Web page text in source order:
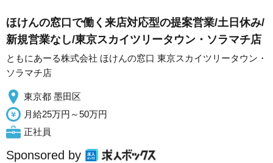
ほけんの窓口で働く来店対応型の提案営業/土日休み/
新規営業なし/東京スカイツリータウン・ソラマチ店
ともにあーる株式会社 ほけんの窓口 東京スカイツリータウン・
ソラマチ店
東京都 墨田区
月給25万円～50万円
正社員
Sponsored by